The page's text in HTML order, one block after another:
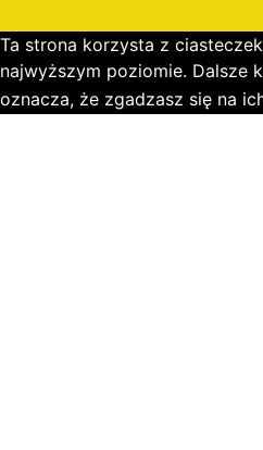
Ta strona korzysta z
najwyższym poziomie. Dalsze
oznacza, że zgadzasz się na